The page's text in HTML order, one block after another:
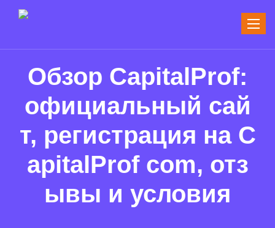
Toggle
Обзор CapitalProf:
официальный сай
т, регистрация на C
apitalProf com, отз
ывы и условия